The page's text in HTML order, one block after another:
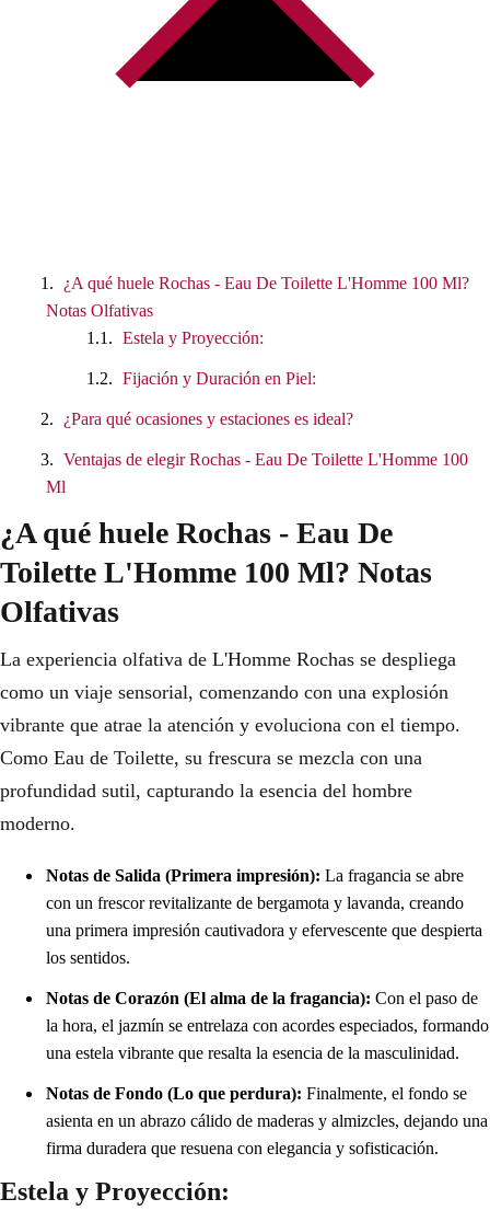
¿A qué huele Rochas - Eau De Toilette L'Homme 100 Ml?
Notas Olfativas
Estela y Proyección:
Fijación y Duración en Piel:
¿Para qué ocasiones y estaciones es ideal?
Ventajas de elegir Rochas - Eau De Toilette L'Homme 100
Ml
¿A qué huele Rochas - Eau De
Toilette L'Homme 100 Ml? Notas
Olfativas
La experiencia olfativa de L'Homme Rochas se despliega
como un viaje sensorial, comenzando con una explosión
vibrante que atrae la atención y evoluciona con el tiempo.
Como Eau de Toilette, su frescura se mezcla con una
profundidad sutil, capturando la esencia del hombre
moderno.
Notas de Salida (Primera impresión): La fragancia se abre
con un frescor revitalizante de bergamota y lavanda, creando
una primera impresión cautivadora y efervescente que despierta
los sentidos.
Notas de Corazón (El alma de la fragancia): Con el paso de
la hora, el jazmín se entrelaza con acordes especiados, formando
una estela vibrante que resalta la esencia de la masculinidad.
Notas de Fondo (Lo que perdura): Finalmente, el fondo se
asienta en un abrazo cálido de maderas y almizcles, dejando una
firma duradera que resuena con elegancia y sofisticación.
Estela y Proyección: